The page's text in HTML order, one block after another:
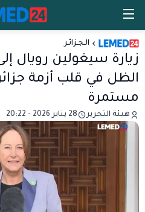
الـجـزائـر
زيارة سيغولين رويال
الظل في قلب أزمة
مستمرة
هيئة التحرير 28 يناير 2026 - 20:22